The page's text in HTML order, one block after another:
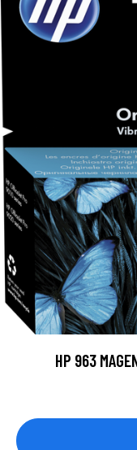
HP 963